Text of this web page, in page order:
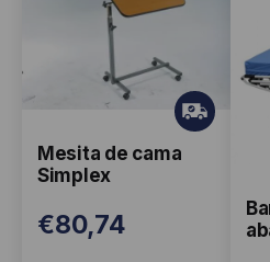
Mesita de cama
Simplex
Gr
ati
€80,74